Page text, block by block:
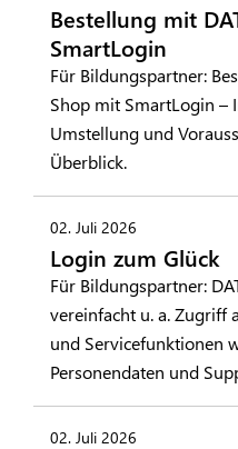
Bestellung mit
SmartLogin
Für Bildungspartner:
Shop mit SmartLogin –
Umstellung und
Überblick.
02. Juli 2026
Login zum Glück
Für Bildungspartner:
vereinfacht u. a. Zugriff
und Servicefunktionen
Personendaten und
02. Juli 2026